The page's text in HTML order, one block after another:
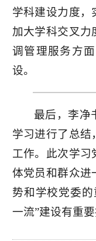
学科建设力度，
加大学科交叉力
调管理服务方
设。
最后，李净
学习进行了总结
工作。此次学习
体党员和群众进
势和学校党委
一流”建设有重要